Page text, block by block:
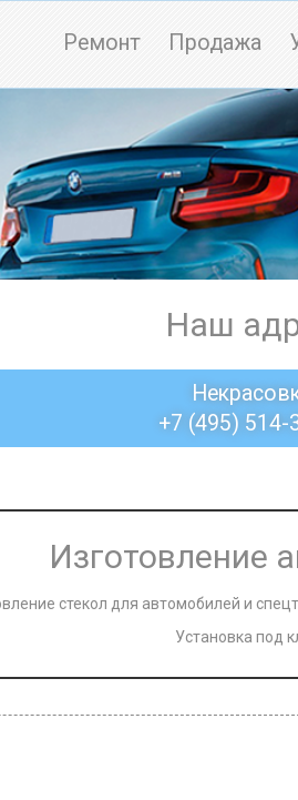
Ремонт Продажа
Наш
+7 (495) 514-
Изготовление
стекол для автомобилей и
Установка под